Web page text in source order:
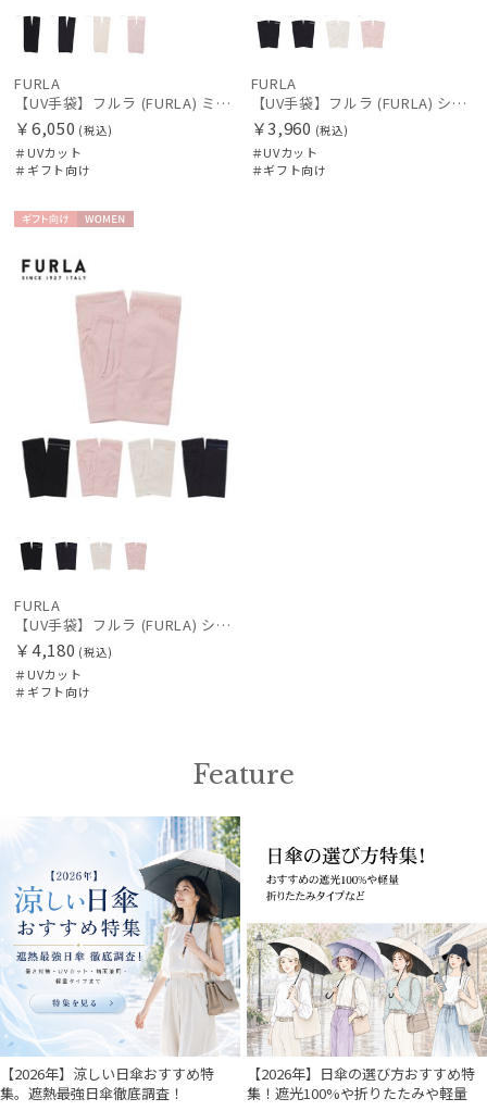
FURLA
【UV手袋】フルラ (FURLA) ミディアム ＵＶ手袋 ロゴ刺繍 指無し 接触冷感
￥6,050 (税込)
＃UVカット
＃ギフト向け
FURLA
【UV手袋】フルラ (FURLA) ショート ＵＶ手袋 ラインストーンロゴ 指無し
￥3,960 (税込)
＃UVカット
＃ギフト向け
向け
N
FURLA
【UV手袋】フルラ (FURLA) ショート ＵＶ手袋 ロゴ刺繍 指無し
￥4,180 (税込)
＃UVカット
＃ギフト向け
Feature
【2026年】涼しい日傘おすすめ特
集。遮熱最強日傘徹底調査！
【2026年】日傘の選び方おすすめ特
集！遮光100%や折りたたみや軽量